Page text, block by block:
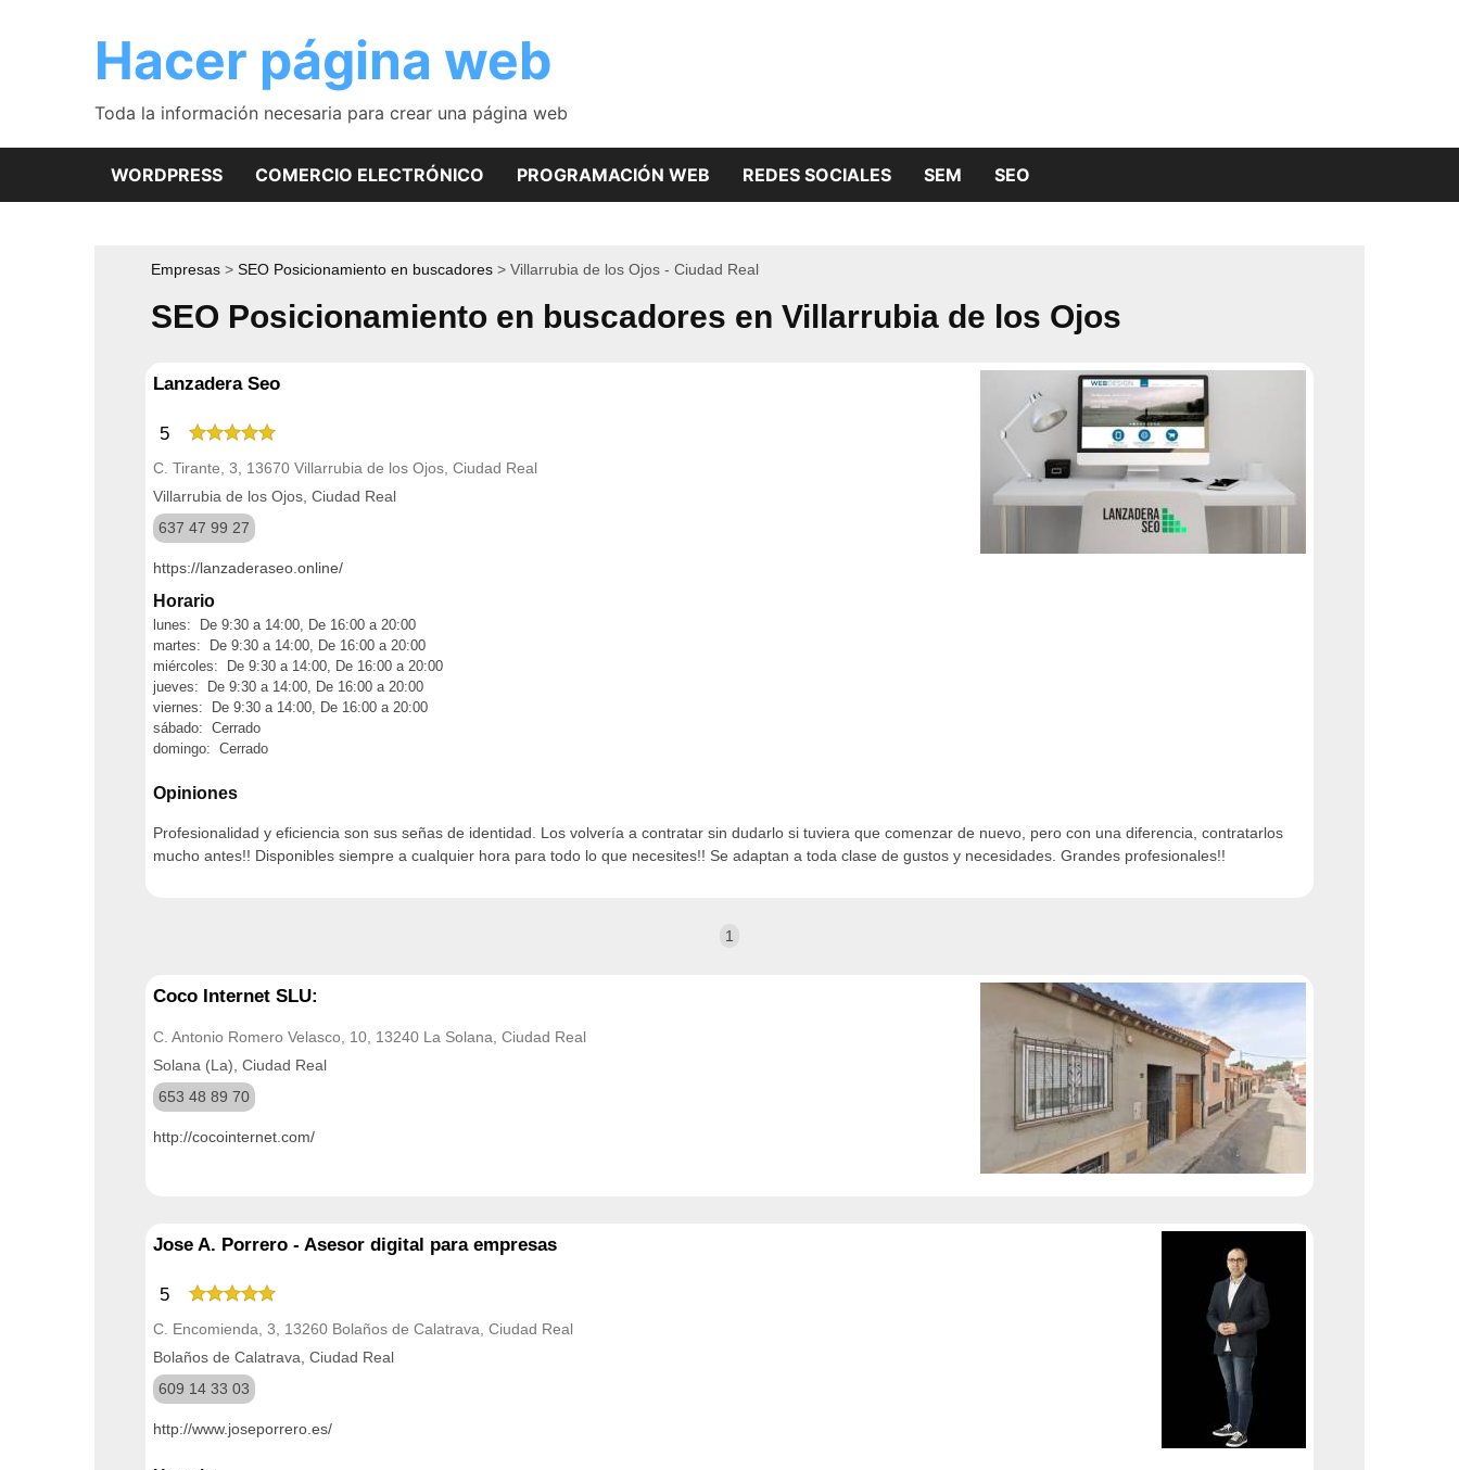
Hacer página web
Toda la información necesaria para crear una página web
WORDPRESS COMERCIO ELECTRÓNICO PROGRAMACIÓN WEB REDES SOCIALES SEM SEO
Empresas SEO Posicionamiento en buscadores Villarrubia de los Ojos - Ciudad Real
SEO Posicionamiento en buscadores en Villarrubia de los Ojos
Lanzadera Seo
5
C. Tirante, 3, 13670 Villarrubia de los Ojos, Ciudad Real
Villarrubia de los Ojos, Ciudad Real
637 47 99 27
https://lanzaderaseo.online/
Horario
lunes: De 9:30 a 14:00, De 16:00 a 20:00
martes: De 9:30 a 14:00, De 16:00 a 20:00
miércoles: De 9:30 a 14:00, De 16:00 a 20:00
jueves: De 9:30 a 14:00, De 16:00 a 20:00
viernes: De 9:30 a 14:00, De 16:00 a 20:00
sábado: Cerrado
domingo: Cerrado
Opiniones
Profesionalidad y eficiencia son sus señas de identidad. Los volvería a contratar sin dudarlo si tuviera que comenzar de nuevo, pero con una diferencia, contratarlos
mucho antes!! Disponibles siempre a cualquier hora para todo lo que necesites!! Se adaptan a toda clase de gustos y necesidades. Grandes profesionales!!
1
Coco Internet SLU:
C. Antonio Romero Velasco, 10, 13240 La Solana, Ciudad Real
Solana (La), Ciudad Real
653 48 89 70
http://cocointernet.com/
Jose A. Porrero - Asesor digital para empresas
5
C. Encomienda, 3, 13260 Bolaños de Calatrava, Ciudad Real
Bolaños de Calatrava, Ciudad Real
609 14 33 03
http://www.joseporrero.es/